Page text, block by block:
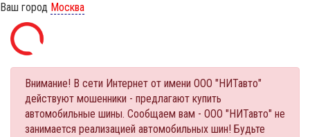
Ваш город Москва
Внимание! В сети Интернет от имени ООО "НИТавто"
действуют мошенники - предлагают купить
автомобильные шины. Сообщаем вам - ООО "НИТавто" не
занимается реализацией автомобильных шин! Будьте